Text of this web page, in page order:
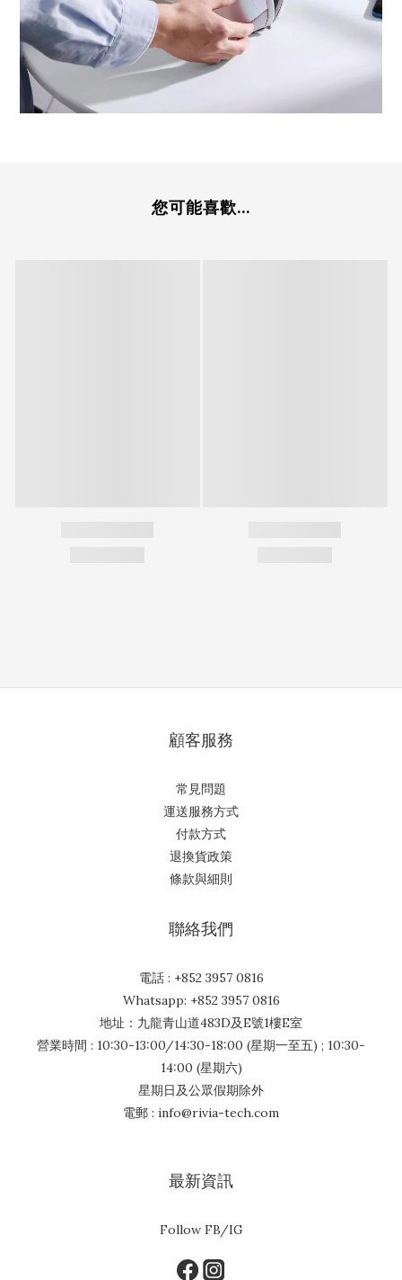
您可能喜歡...
顧客服務
常見問題
運送服務方式
付款方式
退換貨政策
條款與細則
聯絡我們
電話 : +852 3957 0816
Whatsapp: +852 3957 0816
地址：九龍青山道483D及E號1樓E室
營業時間 : 10:30-13:00/14:30-18:00 (星期一至五) ; 10:30-
14:00 (星期六)
星期日及公眾假期除外
電郵 : info@rivia-tech.com
最新資訊
Follow FB/IG